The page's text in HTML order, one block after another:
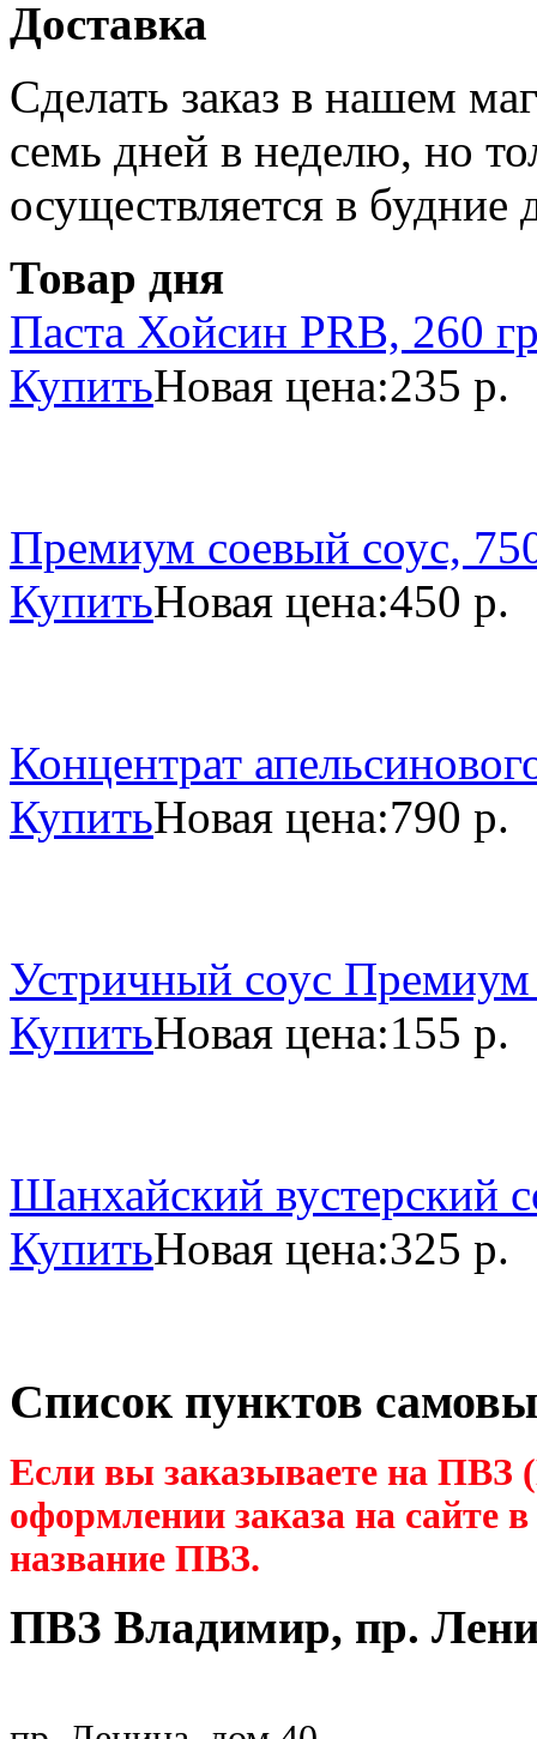
Доставка
Сделать заказ в нашем
семь дней в неделю, но
осуществляется в будние
Товар дня
Паста Хойсин PRB, 260
КупитьНовая цена:235 р.
Премиум соевый соус,
КупитьНовая цена:450 р.
Концентрат
КупитьНовая цена:790 р.
Устричный соус
КупитьНовая цена:155 р.
Шанхайский вустерский
КупитьНовая цена:325 р.
Список пунктов
Если вы заказываете на ПВЗ
оформлении заказа на сайте
название ПВЗ.
ПВЗ Владимир, пр.